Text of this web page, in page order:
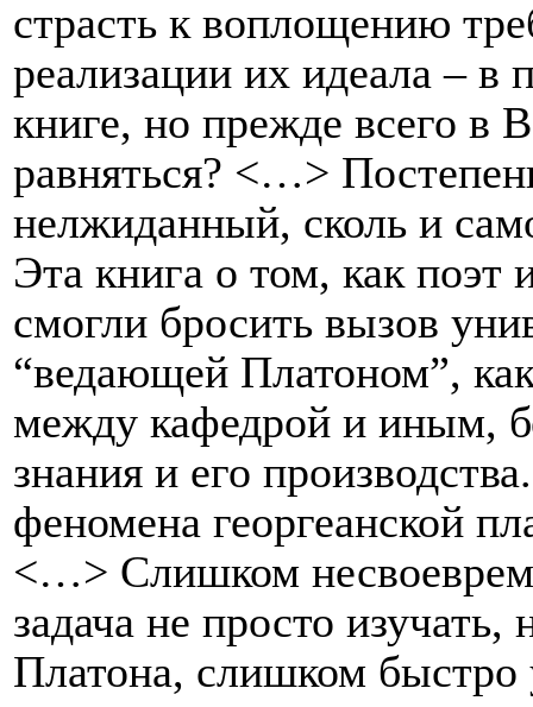
страсть к воплощению
реализации их идеала – в
книге, но прежде всего в
равняться? <…>
нелжиданный, сколь и
Эта книга о том, как поэт
смогли бросить вызов
“ведающей Платоном”,
между кафедрой и иным,
знания и его
феномена георгеанской
<…> Слишком
задача не просто изучать,
Платона, слишком быстро